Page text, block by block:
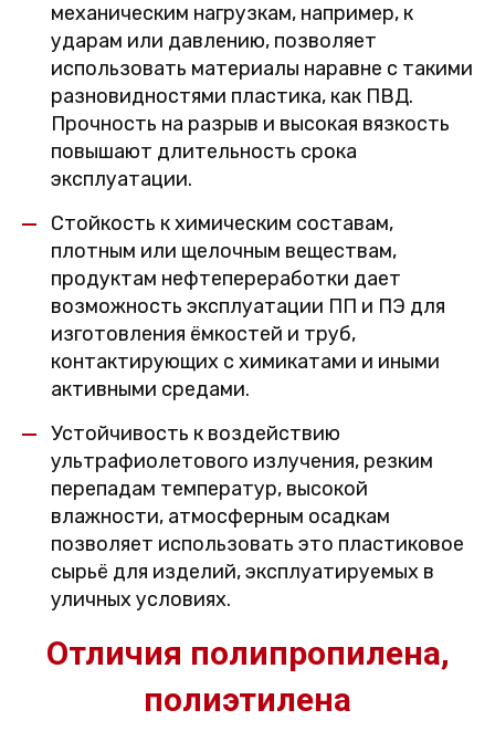
механическим нагрузкам, например, к
ударам или давлению, позволяет
использовать материалы наравне с такими
разновидностями пластика, как ПВД.
Прочность на разрыв и высокая вязкость
повышают длительность срока
эксплуатации.
Стойкость к химическим составам,
плотным или щелочным веществам,
продуктам нефтепереработки дает
возможность эксплуатации ПП и ПЭ для
изготовления ёмкостей и труб,
контактирующих с химикатами и иными
активными средами.
Устойчивость к воздействию
ультрафиолетового излучения, резким
перепадам температур, высокой
влажности, атмосферным осадкам
позволяет использовать это пластиковое
сырьё для изделий, эксплуатируемых в
уличных условиях.
Отличия полипропилена,
полиэтилена